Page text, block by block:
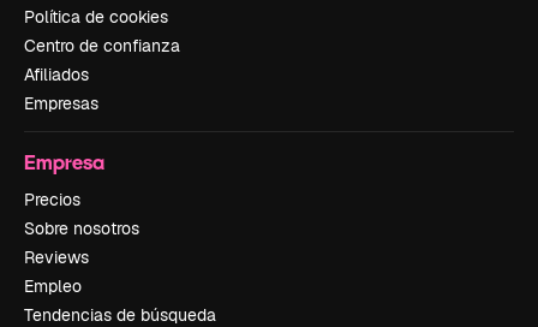
Política de cookies
Centro de confianza
Afiliados
Empresas
Empresa
Precios
Sobre nosotros
Reviews
Empleo
Tendencias de búsqueda